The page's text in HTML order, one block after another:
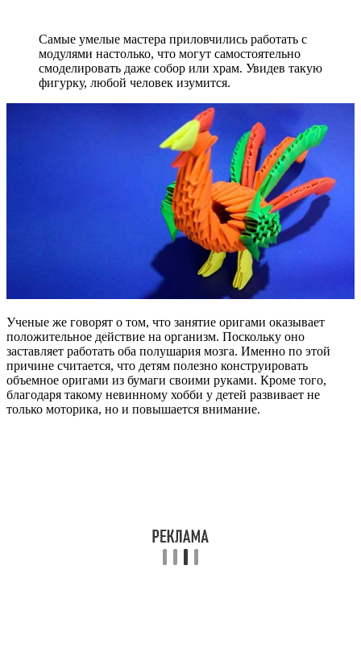
Самые умелые мастера приловчились работать с
модулями настолько, что могут самостоятельно
смоделировать даже собор или храм. Увидев такую
фигурку, любой человек изумится.
Ученые же говорят о том, что занятие оригами оказывает
положительное действие на организм. Поскольку оно
заставляет работать оба полушария мозга. Именно по этой
причине считается, что детям полезно конструировать
объемное оригами из бумаги своими руками. Кроме того,
благодаря такому невинному хобби у детей развивает не
только моторика, но и повышается внимание.